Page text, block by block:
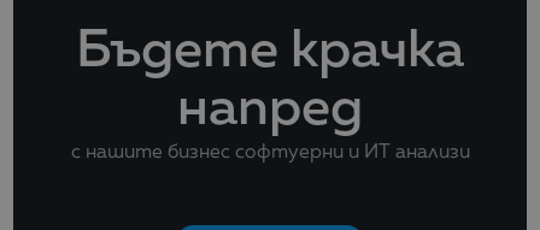
Бъдете крачка
напред
с нашите бизнес софтуерни и ИТ анализи